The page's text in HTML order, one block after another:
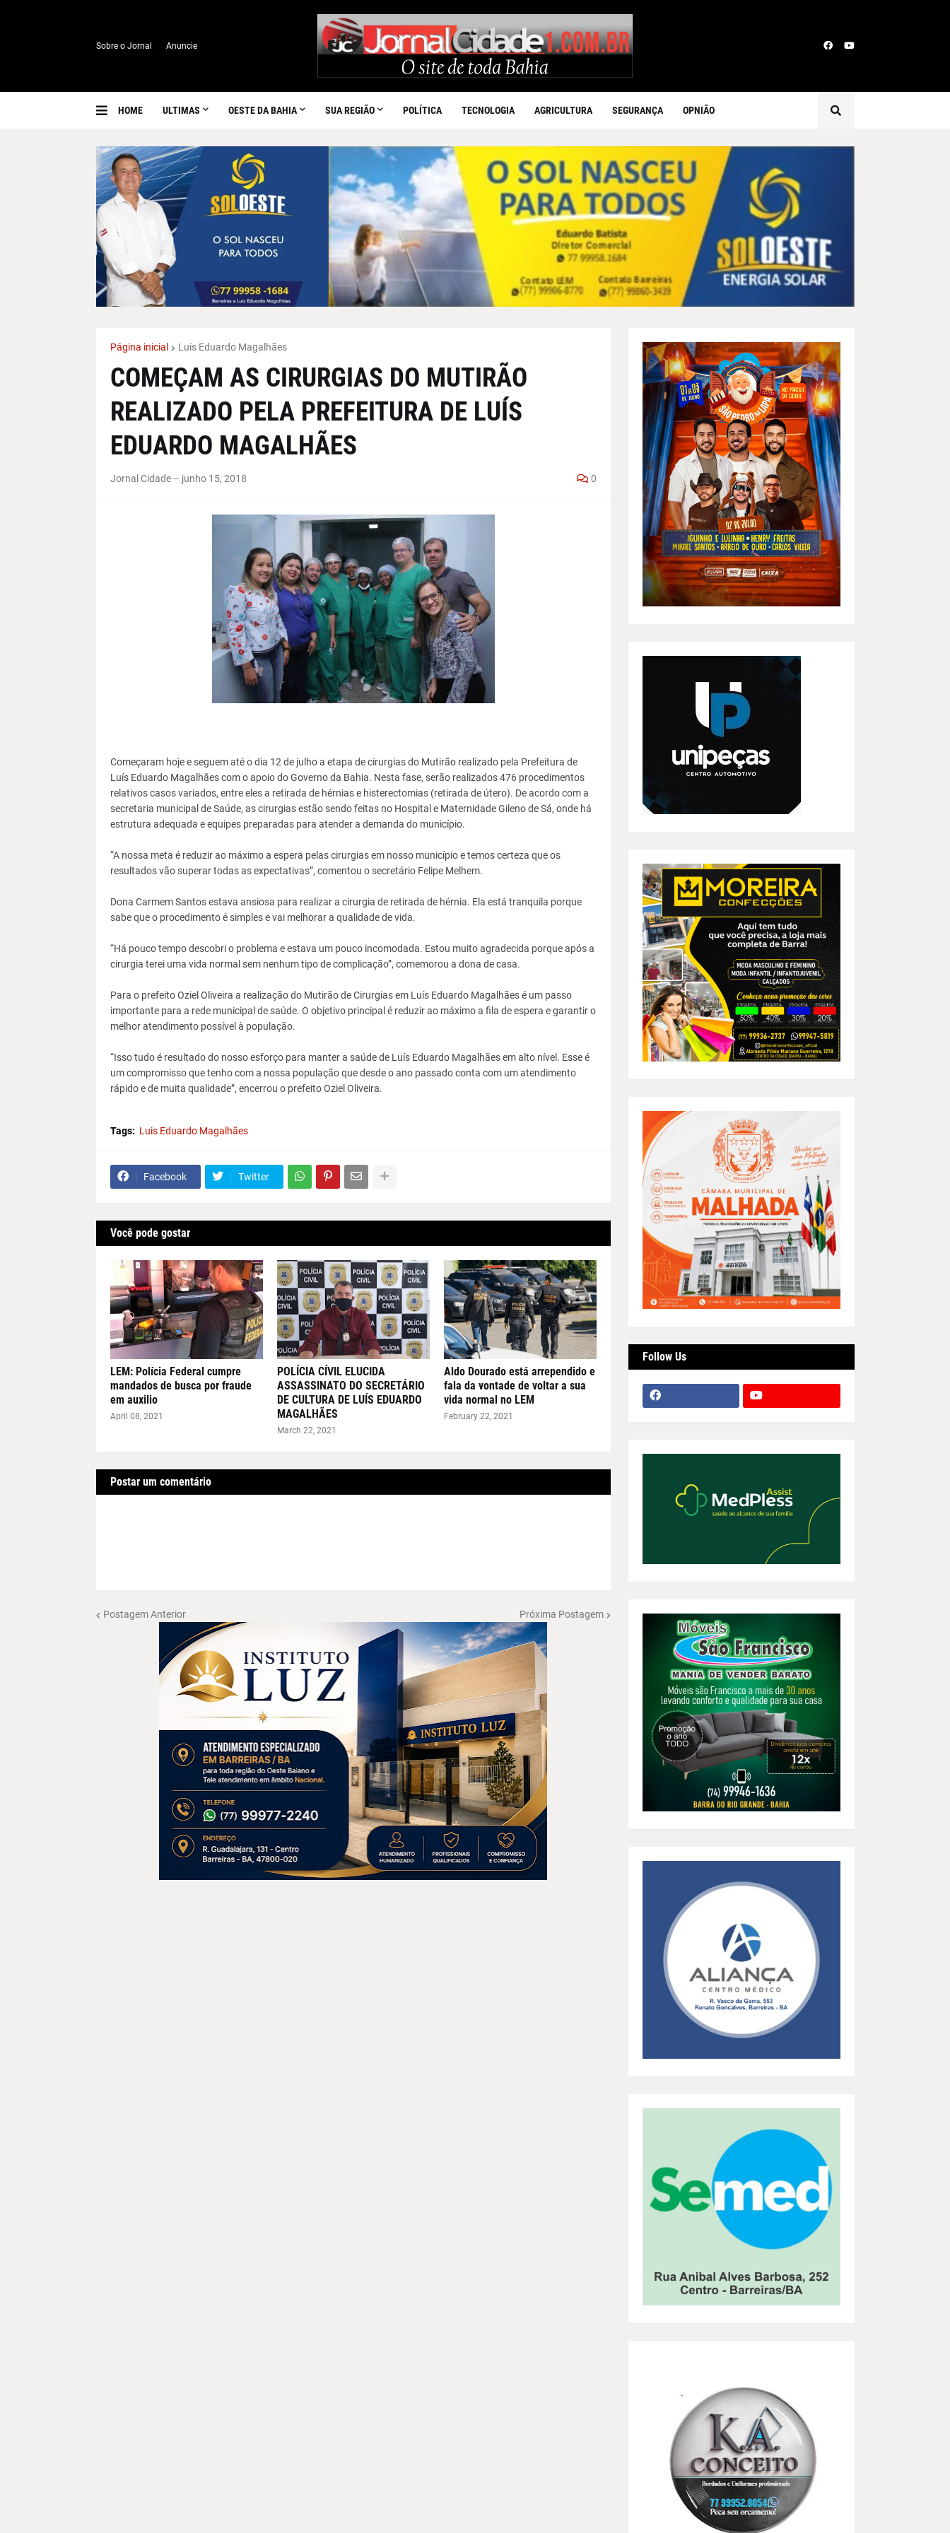
Sobre o Jornal Anuncie
HOME ULTIMAS OESTE DA BAHIA SUA REGIÃO POLÍTICA TECNOLOGIA AGRICULTURA SEGURANÇA OPNIÃO
Página inicial Luis Eduardo Magalhães
COMEÇAM AS CIRURGIAS DO MUTIRÃO
REALIZADO PELA PREFEITURA DE LUÍS
EDUARDO MAGALHÃES
Jornal Cidade -- junho 15, 2018 0
Começaram hoje e seguem até o dia 12 de julho a etapa de cirurgias do Mutirão realizado pela Prefeitura de
Luís Eduardo Magalhães com o apoio do Governo da Bahia. Nesta fase, serão realizados 476 procedimentos
relativos casos variados, entre eles a retirada de hérnias e histerectomias (retirada de útero). De acordo com a
secretaria municipal de Saúde, as cirurgias estão sendo feitas no Hospital e Maternidade Gileno de Sá, onde há
estrutura adequada e equipes preparadas para atender a demanda do município.
“A nossa meta é reduzir ao máximo a espera pelas cirurgias em nosso município e temos certeza que os
resultados vão superar todas as expectativas”, comentou o secretário Felipe Melhem.
Dona Carmem Santos estava ansiosa para realizar a cirurgia de retirada de hérnia. Ela está tranquila porque
sabe que o procedimento é simples e vai melhorar a qualidade de vida.
“Há pouco tempo descobri o problema e estava um pouco incomodada. Estou muito agradecida porque após a
cirurgia terei uma vida normal sem nenhum tipo de complicação”, comemorou a dona de casa.
Para o prefeito Oziel Oliveira a realização do Mutirão de Cirurgias em Luís Eduardo Magalhães é um passo
importante para a rede municipal de saúde. O objetivo principal é reduzir ao máximo a fila de espera e garantir o
melhor atendimento possível à população.
“Isso tudo é resultado do nosso esforço para manter a saúde de Luís Eduardo Magalhães em alto nível. Esse é
um compromisso que tenho com a nossa população que desde o ano passado conta com um atendimento
rápido e de muita qualidade”, encerrou o prefeito Oziel Oliveira.
Tags: Luis Eduardo Magalhães
Facebook Twitter
Você pode gostar
LEM: Polícia Federal cumpre
mandados de busca por fraude
em auxilio
April 08, 2021
POLÍCIA CÍVIL ELUCIDA
ASSASSINATO DO SECRETÁRIO
DE CULTURA DE LUÍS EDUARDO
MAGALHÃES
March 22, 2021
Aldo Dourado está arrependido e
fala da vontade de voltar a sua
vida normal no LEM
February 22, 2021
Postar um comentário
Postagem Anterior Próxima Postagem
Follow Us